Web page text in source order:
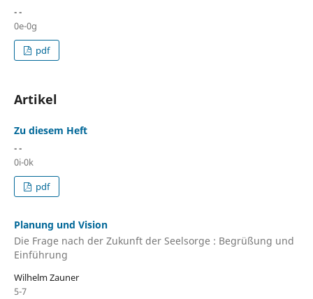
- -
0e-0g
pdf
Artikel
Zu diesem Heft
- -
0i-0k
pdf
Planung und Vision
Die Frage nach der Zukunft der Seelsorge : Begrüßung und
Einführung
Wilhelm Zauner
5-7